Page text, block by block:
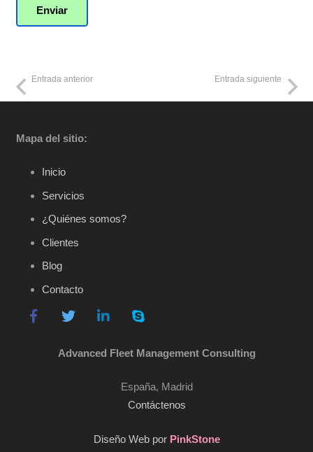
Entrada anterior Entrada siguiente
Mapa del sitio:
Inicio
Servicios
¿Quiénes somos?
Clientes
Blog
Contacto
Advanced Fleet Management Consulting
España, Madrid
Contáctenos
Diseño Web por PinkStone